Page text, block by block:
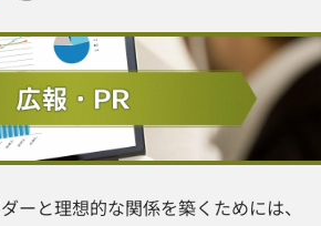
ーと理想的な関係を築くためには、